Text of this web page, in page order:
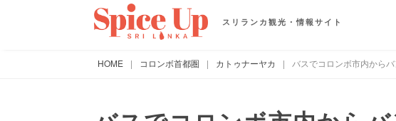
スリランカ観光・情報サイト
HOME | コロンボ首都圏 | カトゥナーヤカ | バスでコロンボ市内から